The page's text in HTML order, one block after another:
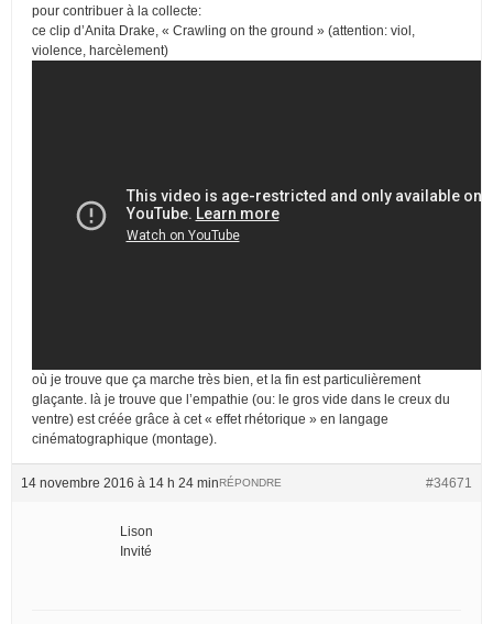
pour contribuer à la collecte:
ce clip d’Anita Drake, « Crawling on the ground » (attention: viol,
violence, harcèlement)
où je trouve que ça marche très bien, et la fin est particulièrement
glaçante. là je trouve que l’empathie (ou: le gros vide dans le creux du
ventre) est créée grâce à cet « effet rhétorique » en langage
cinématographique (montage).
14 novembre 2016 à 14 h 24 min #34671
RÉPONDRE
Lison
Invité